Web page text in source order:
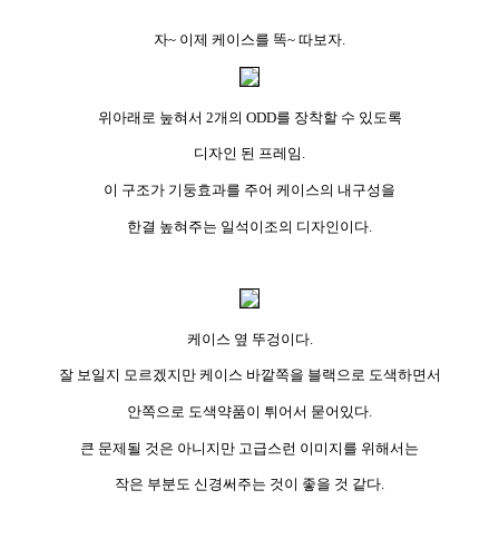
자~ 이제 케이스를 똑~ 따보자.
위아래로 눞혀서 2개의 ODD를 장착할 수 있도록
디자인 된 프레임.
이 구조가 기둥효과를 주어 케이스의 내구성을
한결 높혀주는 일석이조의 디자인이다.
케이스 옆 뚜겅이다.
잘 보일지 모르겠지만 케이스 바깥쪽을 블랙으로 도색하면서
안쪽으로 도색약품이 튀어서 묻어있다.
큰 문제될 것은 아니지만 고급스런 이미지를 위해서는
작은 부분도 신경써주는 것이 좋을 것 같다.